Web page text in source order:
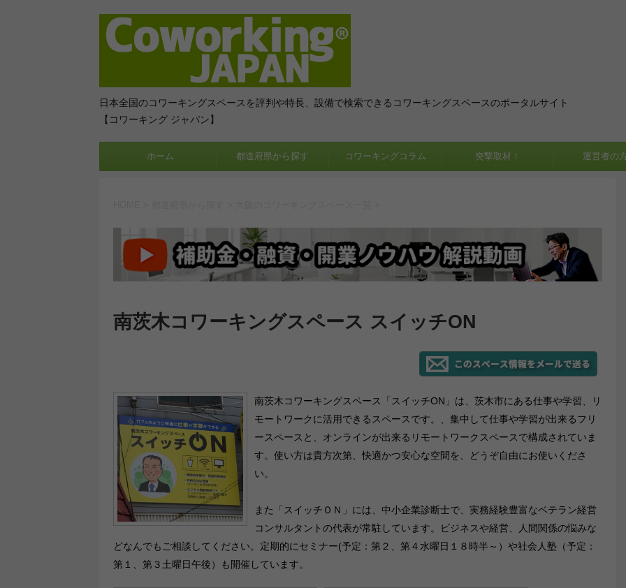
日本全国のコワーキングスペースを評判や特長、設備で検索できるコワーキングスペースのポータルサイト
【コワーキング ジャパン】
ホーム 都道府県から探す コワーキングコラム 突撃取材！ 運営者の
南茨木コワーキングスペース スイッチON
南茨木コワーキングスペース「スイッチON」は、茨木市にある仕事や学習、リ
モートワークに活用できるスペースです。、集中して仕事や学習が出来るフリ
ースペースと、オンラインが出来るリモートワークスペースで構成されていま
す。使い方は貴方次第、快適かつ安心な空間を、どうぞ自由にお使いくださ
い。
また「スイッチＯＮ」には、中小企業診断士で、実務経験豊富なベテラン経営
コンサルタントの代表が常駐しています。ビジネスや経営、人間関係の悩みな
どなんでもご相談してください。定期的にセミナー(予定：第２、第４水曜日１８時半～）や社会人塾（予定：
第１、第３土曜日午後）も開催しています。